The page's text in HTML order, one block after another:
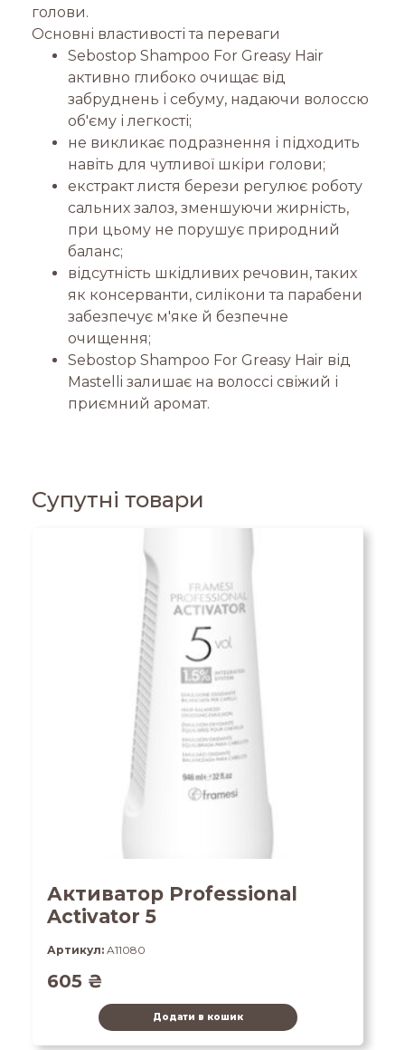
голови.
Основні властивості та переваги
Sebostop Shampoo For Greasy Hair
активно глибоко очищає від
забруднень і себуму, надаючи волоссю
об'єму і легкості;
не викликає подразнення і підходить
навіть для чутливої шкіри голови;
екстракт листя берези регулює роботу
сальних залоз, зменшуючи жирність,
при цьому не порушує природний
баланс;
відсутність шкідливих речовин, таких
як консерванти, силікони та парабени
забезпечує м'яке й безпечне
очищення;
Sebostop Shampoo For Greasy Hair від
Mastelli залишає на волоссі свіжий і
приємний аромат.
Супутні товари
Активатор Professional
Activator 5
Артикул: A11080
605 ₴
Додати в кошик